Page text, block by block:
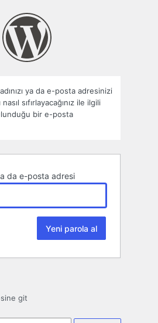
ya da e-posta adresinizi
nasıl sıfırlayacağınız ile ilgili
bir e-posta
da e-posta adresi
git